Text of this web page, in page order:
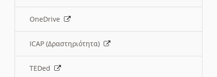
OneDrive
ICAP (Δραστηριότητα)
TEDed